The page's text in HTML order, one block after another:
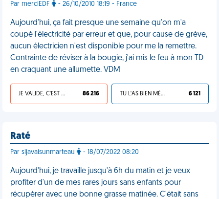
Par merciEDF - 26/10/2010 18:19 - France
Aujourd'hui, ça fait presque une semaine qu'on m'a
coupé l'électricité par erreur et que, pour cause de grève,
aucun électricien n'est disponible pour me la remettre.
Contrainte de réviser à la bougie, j'ai mis le feu à mon TD
en craquant une allumette. VDM
JE VALIDE, C'EST UNE VDM 86 216 TU L'AS BIEN MÉRITÉ 6 121
Raté
Par sijavaisunmarteau - 18/07/2022 08:20
Aujourd'hui, je travaille jusqu'à 6h du matin et je veux
profiter d'un de mes rares jours sans enfants pour
récupérer avec une bonne grasse matinée. C'était sans